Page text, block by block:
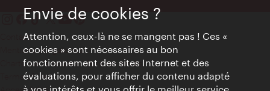
Contact
Mentions obligatoires
Charte sur le respect de la vie privée
Terms of Use
Envie de cookies ?
Attention, ceux-là ne se mangent pas ! Ces «
cookies » sont nécessaires au bon
fonctionnement des sites Internet et des
évaluations, pour afficher du contenu adapté